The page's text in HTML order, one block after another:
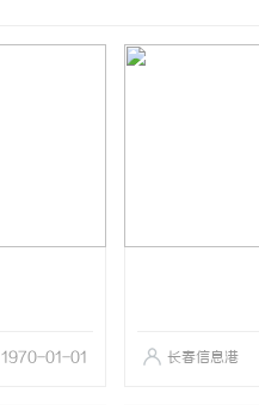
1970-01-01 长春信息港